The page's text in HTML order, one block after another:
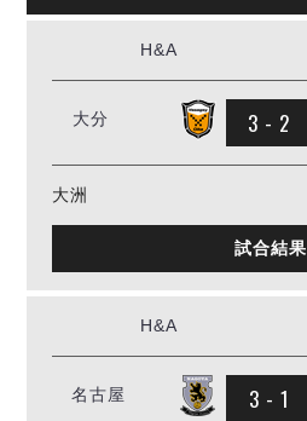
H&A
大分 3 - 2
大洲
試合結果
H&A
名古屋 3 - 1